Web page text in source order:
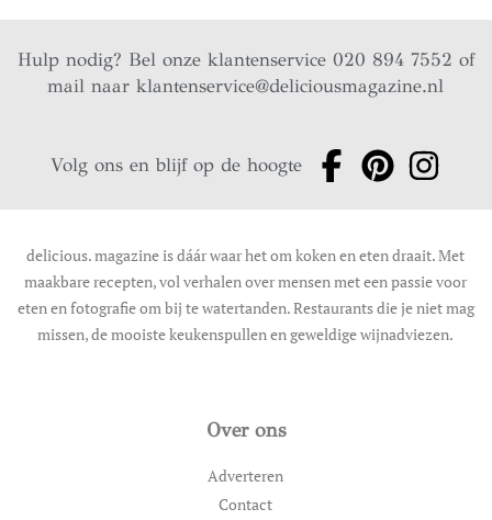
Hulp nodig? Bel onze klantenservice 020 894 7552 of
mail naarklantenservice@deliciousmagazine.nl
Volg ons en blijf op de hoogte
delicious. magazine is dáár waar het om koken en eten draait. Met
maakbare recepten, vol verhalen over mensen met een passie voor
eten en fotografie om bij te watertanden. Restaurants die je niet mag
missen, de mooiste keukenspullen en geweldige wijnadviezen.
Over ons
Adverteren
Contact